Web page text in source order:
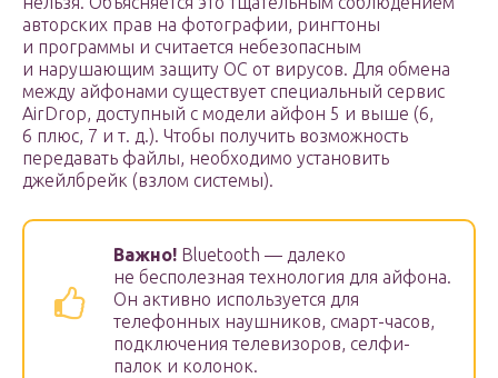
авторских прав на фотографии, рингтоны
и программы и считается небезопасным
и нарушающим защиту ОС от вирусов. Для обмена
между айфонами существует специальный сервис
AirDrop, доступный с модели айфон 5 и выше (6,
6 плюс, 7 и т. д.). Чтобы получить возможность
передавать файлы, необходимо установить
джейлбрейк (взлом системы).
Важно! Bluetooth — далеко
не бесполезная технология для айфона.
Он активно используется для
телефонных наушников, смарт-часов,
подключения телевизоров, селфи-
палок и колонок.